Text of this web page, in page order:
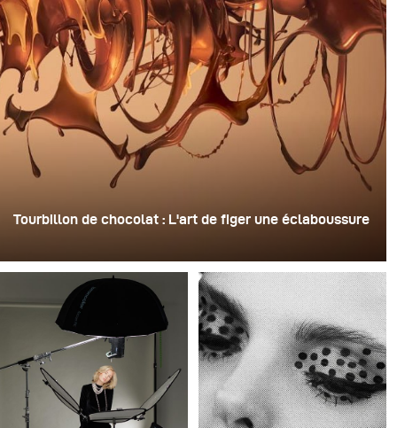
Tourbillon de chocolat : L'art de figer une éclaboussure
à champagne jetables en plastique bon marché. Il en a
retiré les pieds, percé un trou au centre de chacune
d'elles, puis les a empilées sur une perceuse. Cela a
créé une structure rotative à plusieurs niveaux capable
de retenir le liquide avant de le libérer.